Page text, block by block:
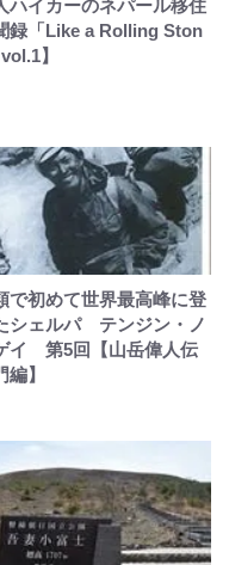
ハイカーのネパール移住
録「Like a Rolling Ston
】
で初めて世界最高峰に登
シェルパ テンジン・ノ
イ 第5回【山岳偉人伝
編】